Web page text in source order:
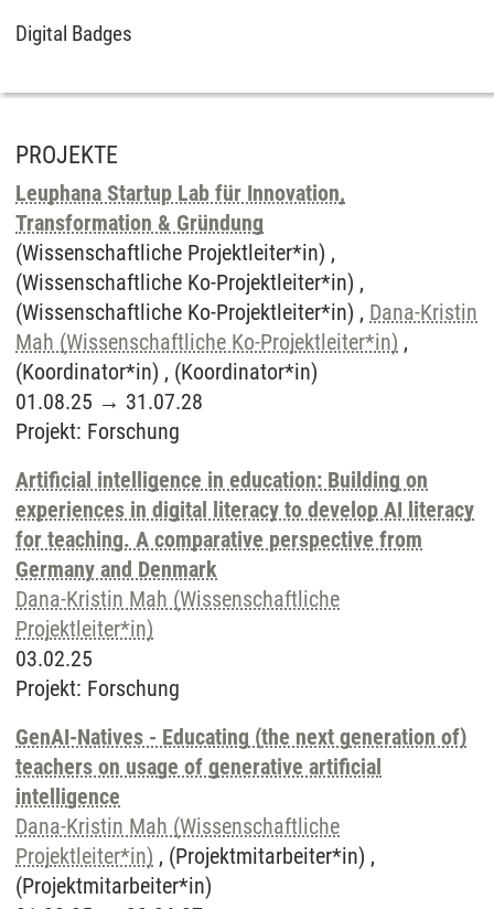
Digital Badges
PROJEKTE
Leuphana Startup Lab für Innovation,
Transformation & Gründung
(Wissenschaftliche Projektleiter*in) ,
(Wissenschaftliche Ko-Projektleiter*in) ,
(Wissenschaftliche Ko-Projektleiter*in) , Dana-Kristin
Mah (Wissenschaftliche Ko-Projektleiter*in) ,
(Koordinator*in) , (Koordinator*in)
01.08.25 → 31.07.28
Projekt: Forschung
Artificial intelligence in education: Building on
experiences in digital literacy to develop AI literacy
for teaching. A comparative perspective from
Germany and Denmark
Dana-Kristin Mah (Wissenschaftliche
Projektleiter*in)
03.02.25
Projekt: Forschung
GenAI-Natives - Educating (the next generation of)
teachers on usage of generative artificial
intelligence
Dana-Kristin Mah (Wissenschaftliche
Projektleiter*in) , (Projektmitarbeiter*in) ,
(Projektmitarbeiter*in)